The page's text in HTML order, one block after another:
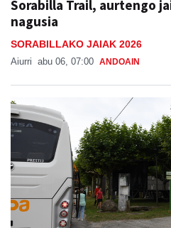
SORABILLAKO JAIAK 2026
Aiurri